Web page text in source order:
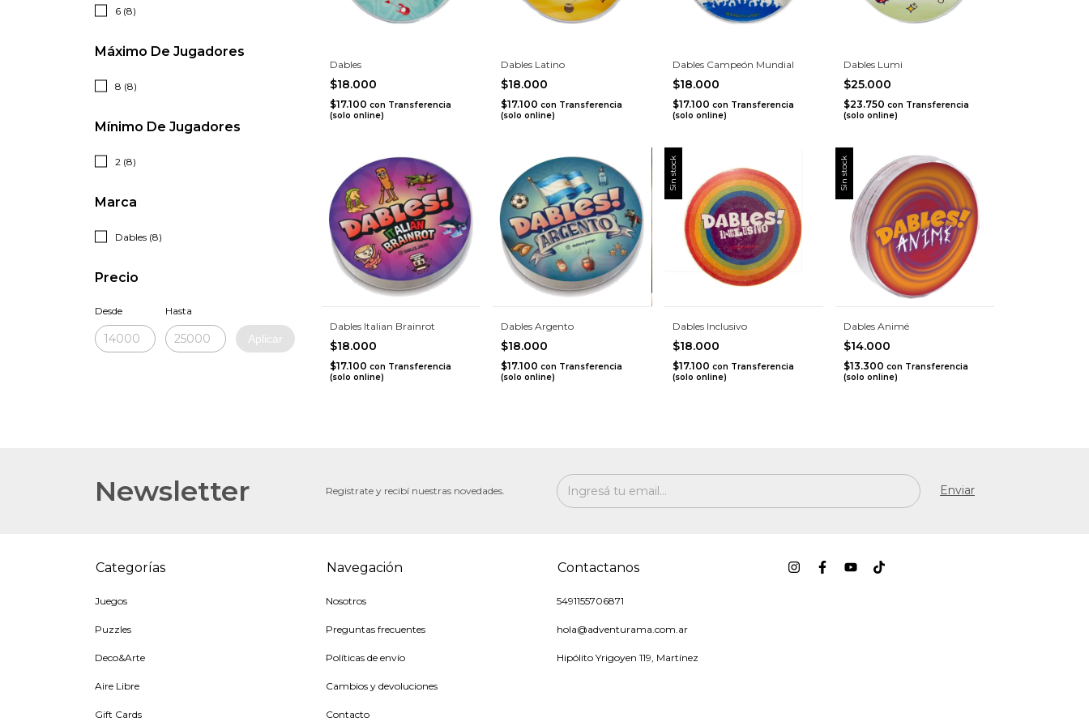
6 (8)
Máximo De Jugadores
8 (8)
Mínimo De Jugadores
2 (8)
Marca
Dables (8)
Precio
Desde Hasta
Aplicar
Dables
$18.000
$17.100 con Transferencia
(solo online)
Dables Latino
$18.000
$17.100con Transferencia
(solo online)
Dables Campeón Mundial
$18.000
$17.100 con Transferencia
(solo online)
Dables Lumi
$25.000
$23.750 con Transferencia
(solo online)
Dables Italian Brainrot
$18.000
$17.100 con Transferencia
(solo online)
Dables Argento
$18.000
$17.100con Transferencia
(solo online)
Sin stock
Dables Inclusivo
$18.000
$17.100 con Transferencia
(solo online)
Sin stock
Dables Animé
$14.000
$13.300 con Transferencia
(solo online)
Newsletter Registrate y recibí nuestras novedades.
Categorías
Juegos
Puzzles
Deco&Arte
Aire Libre
Gift Cards
Navegación
Nosotros
Preguntas frecuentes
Políticas de envío
Cambios y devoluciones
Contacto
Contactanos
5491155706871
hola@adventurama.com.ar
Hipólito Yrigoyen 119, Martínez